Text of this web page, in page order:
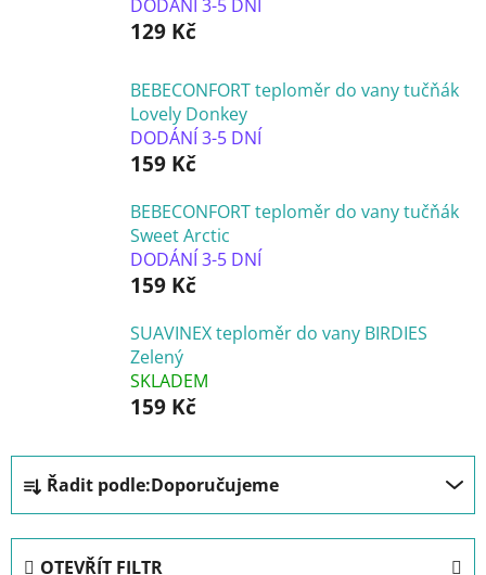
DODÁNÍ 3-5 DNÍ
129 Kč
BEBECONFORT teploměr do vany tučňák
Lovely Donkey
DODÁNÍ 3-5 DNÍ
159 Kč
BEBECONFORT teploměr do vany tučňák
Sweet Arctic
DODÁNÍ 3-5 DNÍ
159 Kč
SUAVINEX teploměr do vany BIRDIES
Zelený
SKLADEM
159 Kč
Ř
a
z
e
Řadit podle:Doporučujeme
OTEVŘÍT FILTR